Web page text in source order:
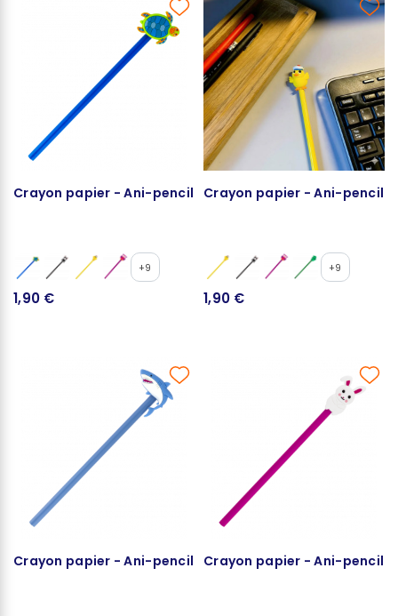
Crayon papier - Ani-pencil
+9
1,90 €
Crayon papier - Ani-pencil
+9
1,90 €
Crayon papier - Ani-pencil Crayon papier - Ani-pencil